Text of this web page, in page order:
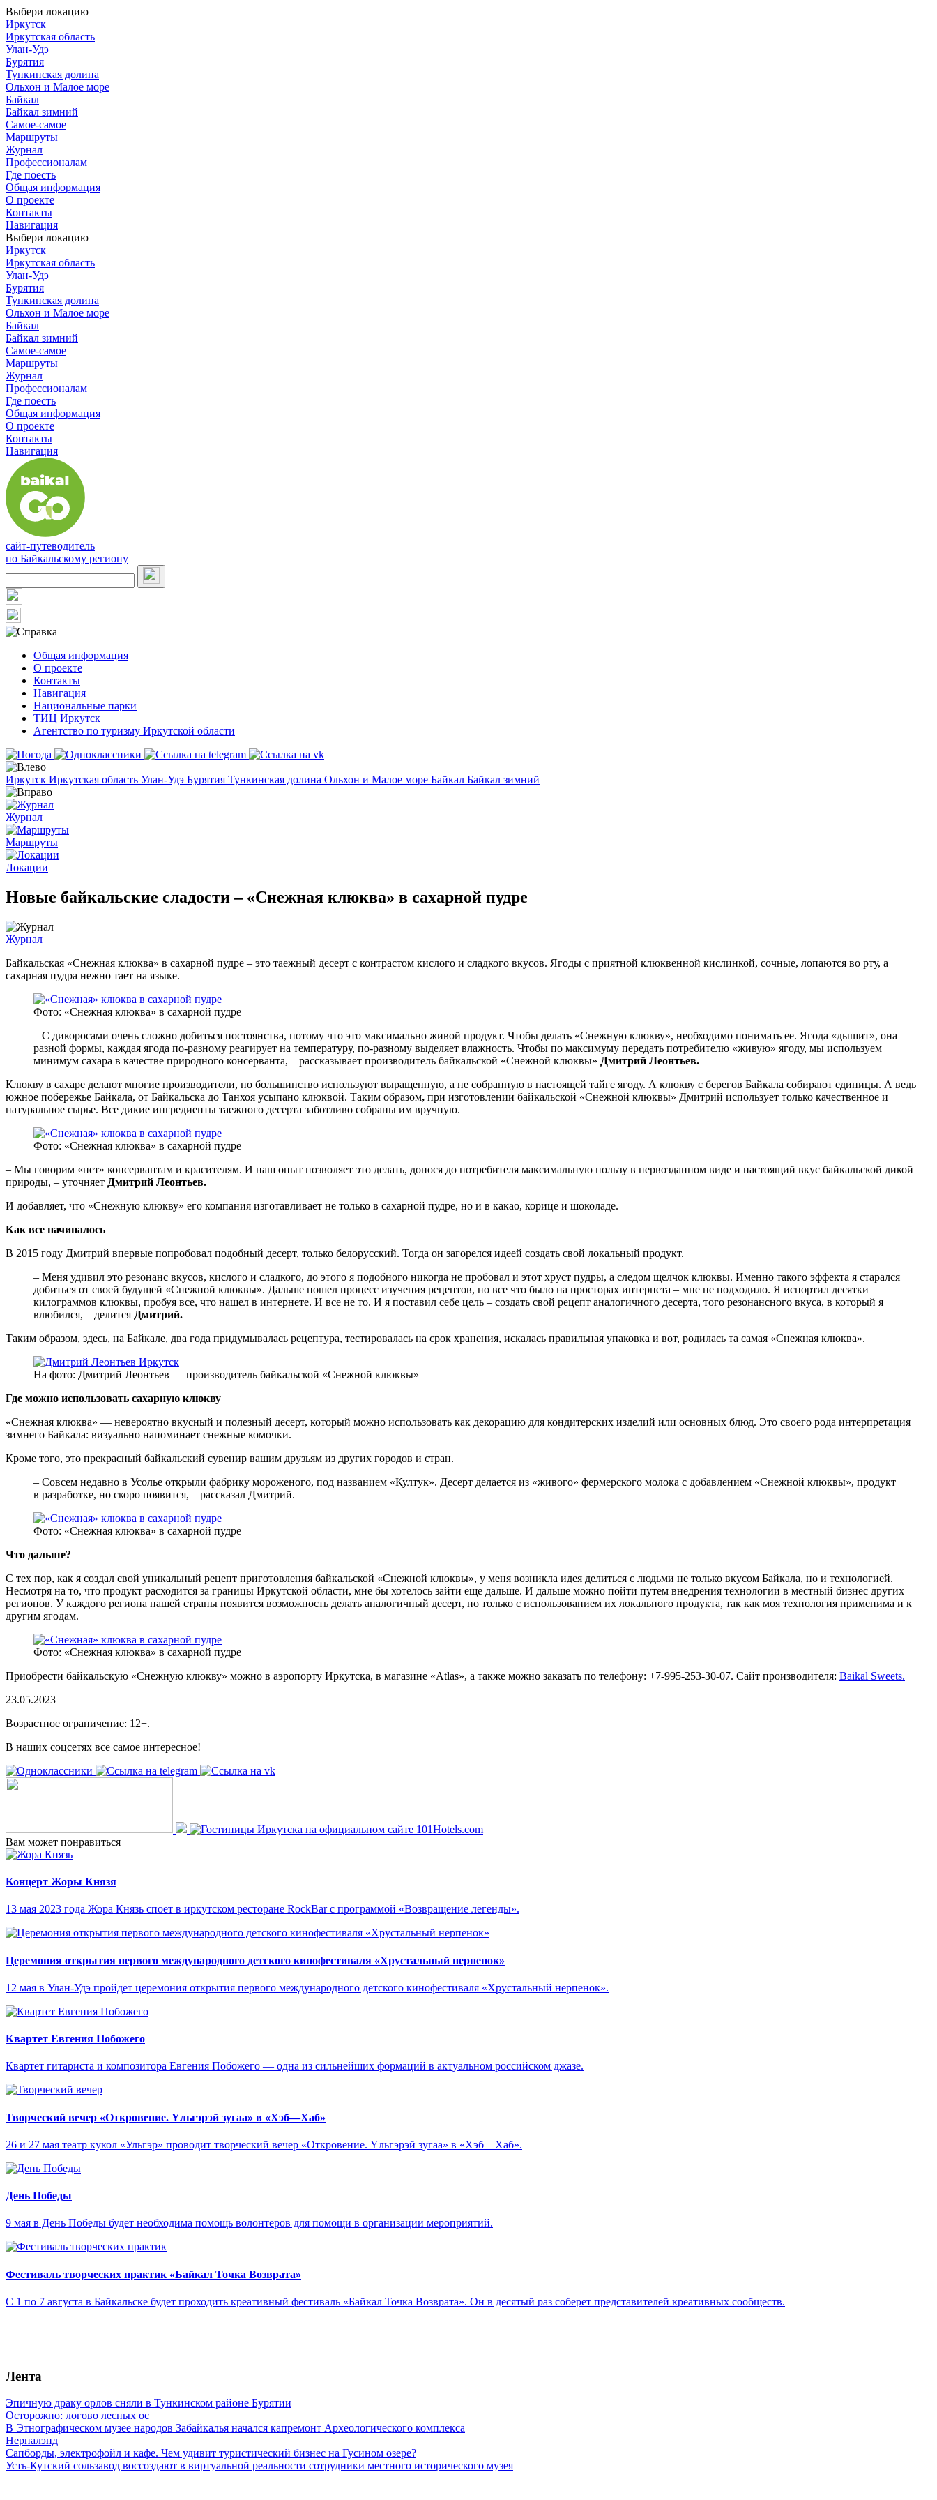
Выбери локацию
Иркутск
Иркутская область
Улан-Удэ
Бурятия
Тункинская долина
Ольхон и Малое море
Байкал
Байкал зимний
Самое-самое
Маршруты
Журнал
Профессионалам
Где поесть
Общая информация
О проекте
Контакты
Навигация
Выбери локацию
Иркутск
Иркутская область
Улан-Удэ
Бурятия
Тункинская долина
Ольхон и Малое море
Байкал
Байкал зимний
Самое-самое
Маршруты
Журнал
Профессионалам
Где поесть
Общая информация
О проекте
Контакты
Навигация
сайт-путеводитель
по Байкальскому региону
Общая информация
О проекте
Контакты
Навигация
Национальные парки
ТИЦ Иркутск
Агентство по туризму Иркутской области
Иркутск Иркутская область Улан-Удэ Бурятия Тункинская долина Ольхон и Малое море Байкал Байкал зимний
Журнал
Маршруты
Локации
Новые байкальские сладости – «Снежная клюква» в сахарной пудре
Журнал
Байкальская «Снежная клюква» в сахарной пудре – это таежный десерт с контрастом кислого и сладкого вкусов. Ягоды с приятной клюквенной кислинкой, сочные, лопаются во рту, а
сахарная пудра нежно тает на языке.
Фото: «Снежная клюква» в сахарной пудре
– С дикоросами очень сложно добиться постоянства, потому что это максимально живой продукт. Чтобы делать «Снежную клюкву», необходимо понимать ее. Ягода «дышит», она
разной формы, каждая ягода по-разному реагирует на температуру, по-разному выделяет влажность. Чтобы по максимуму передать потребителю «живую» ягоду, мы используем
минимум сахара в качестве природного консерванта, – рассказывает производитель байкальской «Снежной клюквы» Дмитрий Леонтьев.
Клюкву в сахаре делают многие производители, но большинство используют выращенную, а не собранную в настоящей тайге ягоду. А клюкву с берегов Байкала собирают единицы. А ведь
южное побережье Байкала, от Байкальска до Танхоя усыпано клюквой. Таким образом, при изготовлении байкальской «Снежной клюквы» Дмитрий использует только качественное и
натуральное сырье. Все дикие ингредиенты таежного десерта заботливо собраны им вручную.
Фото: «Снежная клюква» в сахарной пудре
– Мы говорим «нет» консервантам и красителям. И наш опыт позволяет это делать, донося до потребителя максимальную пользу в первозданном виде и настоящий вкус байкальской дикой
природы, – уточняет Дмитрий Леонтьев.
И добавляет, что «Снежную клюкву» его компания изготавливает не только в сахарной пудре, но и в какао, корице и шоколаде.
Как все начиналось
В 2015 году Дмитрий впервые попробовал подобный десерт, только белорусский. Тогда он загорелся идеей создать свой локальный продукт.
– Меня удивил это резонанс вкусов, кислого и сладкого, до этого я подобного никогда не пробовал и этот хруст пудры, а следом щелчок клюквы. Именно такого эффекта я старался
добиться от своей будущей «Снежной клюквы». Дальше пошел процесс изучения рецептов, но все что было на просторах интернета – мне не подходило. Я испортил десятки
килограммов клюквы, пробуя все, что нашел в интернете. И все не то. И я поставил себе цель – создать свой рецепт аналогичного десерта, того резонансного вкуса, в который я
влюбился, – делится Дмитрий.
Таким образом, здесь, на Байкале, два года придумывалась рецептура, тестировалась на срок хранения, искалась правильная упаковка и вот, родилась та самая «Снежная клюква».
На фото: Дмитрий Леонтьев — производитель байкальской «Снежной клюквы»
Где можно использовать сахарную клюкву
«Снежная клюква» — невероятно вкусный и полезный десерт, который можно использовать как декорацию для кондитерских изделий или основных блюд. Это своего рода интерпретация
зимнего Байкала: визуально напоминает снежные комочки.
Кроме того, это прекрасный байкальский сувенир вашим друзьям из других городов и стран.
– Совсем недавно в Усолье открыли фабрику мороженого, под названием «Култук». Десерт делается из «живого» фермерского молока с добавлением «Снежной клюквы», продукт
в разработке, но скоро появится, – рассказал Дмитрий.
Фото: «Снежная клюква» в сахарной пудре
Что дальше?
С тех пор, как я создал свой уникальный рецепт приготовления байкальской «Снежной клюквы», у меня возникла идея делиться с людьми не только вкусом Байкала, но и технологией.
Несмотря на то, что продукт расходится за границы Иркутской области, мне бы хотелось зайти еще дальше. И дальше можно пойти путем внедрения технологии в местный бизнес других
регионов. У каждого региона нашей страны появится возможность делать аналогичный десерт, но только с использованием их локального продукта, так как моя технология применима и к
другим ягодам.
Фото: «Снежная клюква» в сахарной пудре
Приобрести байкальскую «Снежную клюкву» можно в аэропорту Иркутска, в магазине «Atlas», а также можно заказать по телефону: +7-995-253-30-07. Сайт производителя: Baikal Sweets.
23.05.2023
Возрастное ограничение: 12+.
В наших соцсетях все самое интересное!
Вам может понравиться
Концерт Жоры Князя
13 мая 2023 года Жора Князь споет в иркутском ресторане RockBar с программой «Возвращение легенды».
Церемония открытия первого международного детского кинофестиваля «Хрустальный нерпенок»
12 мая в Улан-Удэ пройдет церемония открытия первого международного детского кинофестиваля «Хрустальный нерпенок».
Квартет Евгения Побожего
Квартет гитариста и композитора Евгения Побожего — одна из сильнейших формаций в актуальном российском джазе.
Творческий вечер «Откровение. Yльгэрэй зугаа» в «Хэб—Хаб»
26 и 27 мая театр кукол «Ульгэр» проводит творческий вечер «Откровение. Yльгэрэй зугаа» в «Хэб—Хаб».
День Победы
9 мая в День Победы будет необходима помощь волонтеров для помощи в организации мероприятий.
Фестиваль творческих практик «Байкал Точка Возврата»
С 1 по 7 августа в Байкальске будет проходить креативный фестиваль «Байкал Точка Возврата». Он в десятый раз соберет представителей креативных сообществ.
Лента
Эпичную драку орлов сняли в Тункинском районе Бурятии
Осторожно: логово лесных ос
В Этнографическом музее народов Забайкалья начался капремонт Археологического комплекса
Нерпалэнд
Сапборды, электрофойл и кафе. Чем удивит туристический бизнес на Гусином озере?
Усть-Кутский сользавод воссоздают в виртуальной реальности сотрудники местного исторического музея